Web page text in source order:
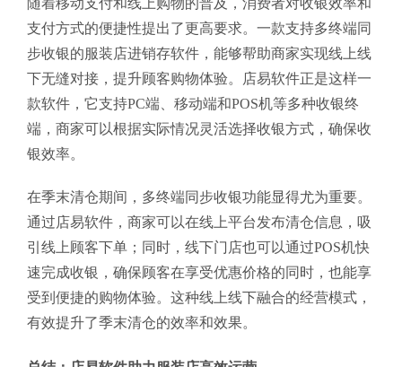
随着移动支付和线上购物的普及，消费者对收银效率和
支付方式的便捷性提出了更高要求。一款支持多终端同
步收银的服装店进销存软件，能够帮助商家实现线上线
下无缝对接，提升顾客购物体验。店易软件正是这样一
款软件，它支持PC端、移动端和POS机等多种收银终
端，商家可以根据实际情况灵活选择收银方式，确保收
银效率。
在季末清仓期间，多终端同步收银功能显得尤为重要。
通过店易软件，商家可以在线上平台发布清仓信息，吸
引线上顾客下单；同时，线下门店也可以通过POS机快
速完成收银，确保顾客在享受优惠价格的同时，也能享
受到便捷的购物体验。这种线上线下融合的经营模式，
有效提升了季末清仓的效率和效果。